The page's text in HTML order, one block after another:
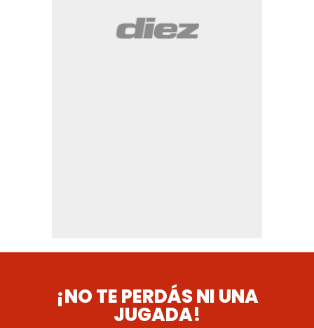
¡NO TE PERDÁS NI UNA
JUGADA!